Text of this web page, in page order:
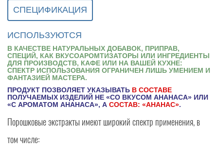
СПЕЦИФИКАЦИЯ
ИСПОЛЬЗУЮТСЯ
В КАЧЕСТВЕ НАТУРАЛЬНЫХ ДОБАВОК, ПРИПРАВ,
СПЕЦИЙ, КАК ВКУСОАРОМТИЗАТОРЫ ИЛИ ИНГРЕДИЕНТЫ
ДЛЯ ПРОИЗВОДСТВ, КАФЕ ИЛИ НА ВАШЕЙ КУХНЕ:
СПЕКТР ИСПОЛЬЗОВАНИЯ ОГРАНИЧЕН ЛИШЬ УМЕНИЕМ И
ФАНТАЗИЕЙ МАСТЕРА.
ПРОДУКТ ПОЗВОЛЯЕТ УКАЗЫВАТЬ В СОСТАВЕ
ПОЛУЧАЕМЫХ ИЗДЕЛИЙ НЕ «СО ВКУСОМ АНАНАСА» ИЛИ
«С АРОМАТОМ АНАНАСА», А СОСТАВ: «АНАНАС».
Порошковые экстракты имеют широкий спектр применения, в
том числе: